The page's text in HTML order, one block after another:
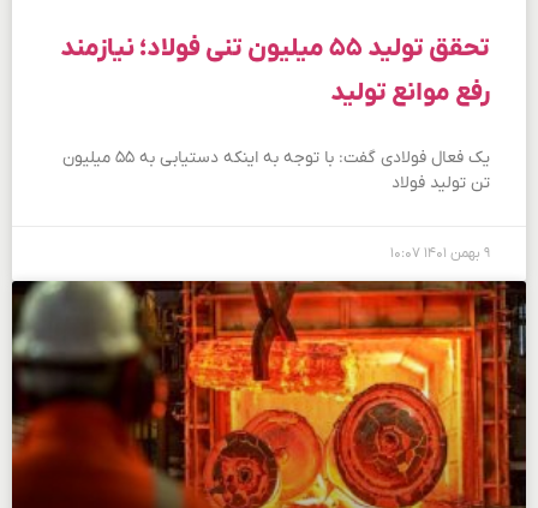
تحقق تولید ۵۵ میلیون تنی فولاد؛ نیازمند
رفع موانع تولید
یک فعال فولادی گفت: با توجه به اینکه دستیابی به ۵۵ میلیون
تن تولید فولاد
۹ بهمن ۱۴۰۱ ۱۰:۰۷